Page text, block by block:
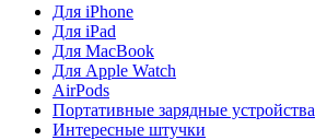
Для iPhone
Для iPad
Для MacBook
Для Apple Watch
AirPods
Портативные зарядные устройства
Интересные штучки